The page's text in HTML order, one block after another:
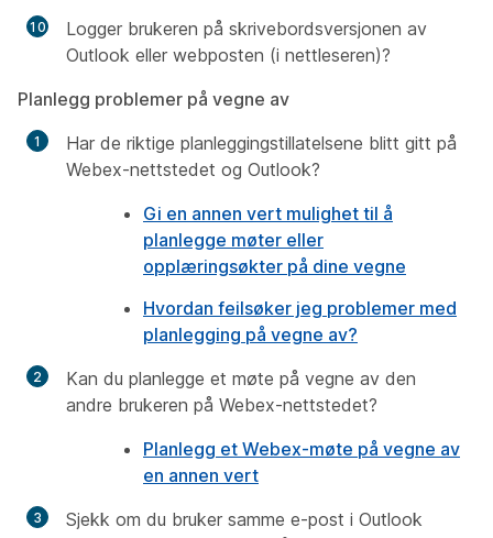
Logger brukeren på skrivebordsversjonen av
Outlook eller webposten (i nettleseren)?
Planlegg problemer på vegne av
Har de riktige planleggingstillatelsene blitt gitt på
Webex-nettstedet og Outlook?
Gi en annen vert mulighet til å
planlegge møter eller
opplæringsøkter på dine vegne
Hvordan feilsøker jeg problemer med
planlegging på vegne av?
Kan du planlegge et møte på vegne av den
andre brukeren på Webex-nettstedet?
Planlegg et Webex-møte på vegne av
en annen vert
Sjekk om du bruker samme e-post i Outlook